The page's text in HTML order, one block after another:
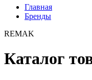
Главная
Бренды
REMAK
Каталог